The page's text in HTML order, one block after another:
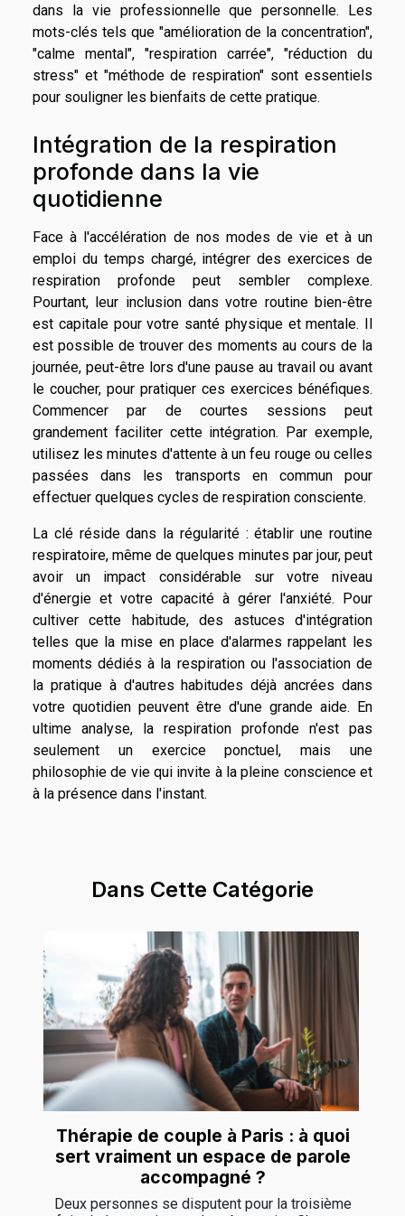
dans la vie professionnelle que personnelle. Les
mots-clés tels que "amélioration de la concentration",
"calme mental", "respiration carrée", "réduction du
stress" et "méthode de respiration" sont essentiels
pour souligner les bienfaits de cette pratique.
Intégration de la respiration
profonde dans la vie
quotidienne
Face à l'accélération de nos modes de vie et à un
emploi du temps chargé, intégrer des exercices de
respiration profonde peut sembler complexe.
Pourtant, leur inclusion dans votre routine bien-être
est capitale pour votre santé physique et mentale. Il
est possible de trouver des moments au cours de la
journée, peut-être lors d'une pause au travail ou avant
le coucher, pour pratiquer ces exercices bénéfiques.
Commencer par de courtes sessions peut
grandement faciliter cette intégration. Par exemple,
utilisez les minutes d'attente à un feu rouge ou celles
passées dans les transports en commun pour
effectuer quelques cycles de respiration consciente.
La clé réside dans la régularité : établir une routine
respiratoire, même de quelques minutes par jour, peut
avoir un impact considérable sur votre niveau
d'énergie et votre capacité à gérer l'anxiété. Pour
cultiver cette habitude, des astuces d'intégration
telles que la mise en place d'alarmes rappelant les
moments dédiés à la respiration ou l'association de
la pratique à d'autres habitudes déjà ancrées dans
votre quotidien peuvent être d'une grande aide. En
ultime analyse, la respiration profonde n'est pas
seulement un exercice ponctuel, mais une
philosophie de vie qui invite à la pleine conscience et
à la présence dans l'instant.
Dans Cette Catégorie
Thérapie de couple à Paris : à quoi
sert vraiment un espace de parole
accompagné ?
Deux personnes se disputent pour la troisième